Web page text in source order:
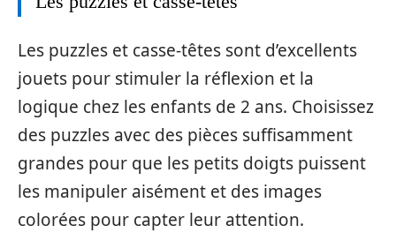
Les puzzles et casse-têtes sont d’excellents
jouets pour stimuler la réflexion et la
logique chez les enfants de 2 ans. Choisissez
des puzzles avec des pièces suffisamment
grandes pour que les petits doigts puissent
les manipuler aisément et des images
colorées pour capter leur attention.